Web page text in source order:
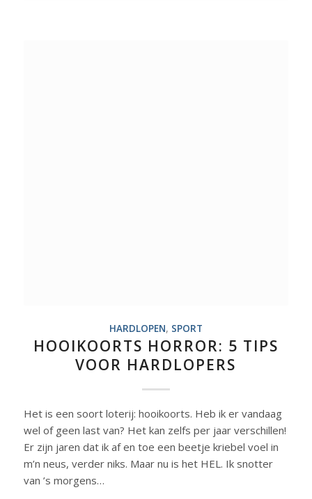
HARDLOPEN, SPORT
HOOIKOORTS HORROR: 5 TIPS
VOOR HARDLOPERS
Het is een soort loterij: hooikoorts. Heb ik er vandaag
wel of geen last van? Het kan zelfs per jaar verschillen!
Er zijn jaren dat ik af en toe een beetje kriebel voel in
m’n neus, verder niks. Maar nu is het HEL. Ik snotter
van ’s morgens…